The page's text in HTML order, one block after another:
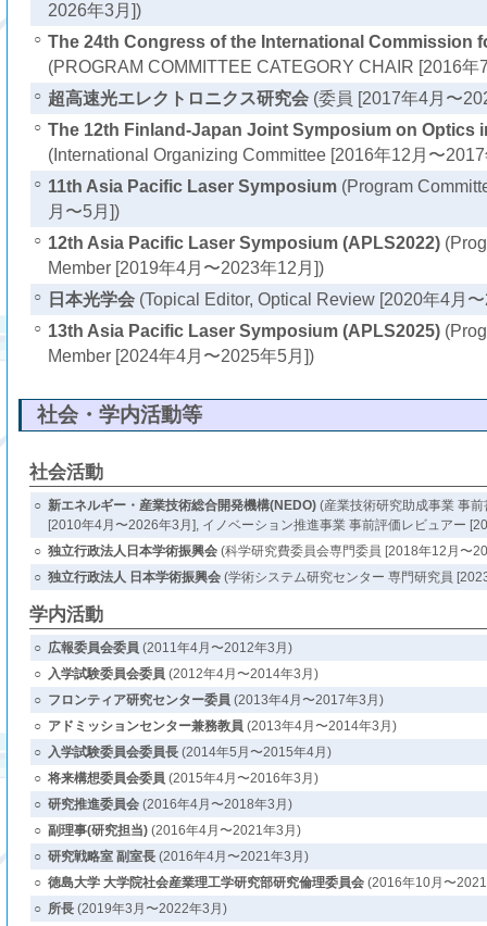
2026年3月])
○ The 24th Congress of the International Commission
(PROGRAM COMMITTEE CATEGORY CHAIR [2016年
○ 超高速光エレクトロニクス研究会(委員 [2017年4月〜
○ The 12th Finland-Japan Joint Symposium on Optics
(International Organizing Committee [2016年12月〜
○ 11th Asia Pacific Laser Symposium(Program
月〜5月])
○ 12th Asia Pacific Laser Symposium (APLS2022)
Member [2019年4月〜2023年12月])
○ 日本光学会(Topical Editor, Optical Review [2020年4月
○ 13th Asia Pacific Laser Symposium (APLS2025)
Member [2024年4月〜2025年5月])
社会・学内活動等
社会活動
○ 新エネルギー・産業技術総合開発機構(NEDO)(産業技術研究助成事業 事
[2010年4月〜2026年3月], イノベーション推進事業 事前評価レビュアー
○ 独立行政法人日本学術振興会(科学研究費委員会専門委員 [2018年12月〜
○ 独立行政法人 日本学術振興会(学術システム研究センター 専門研究員
学内活動
○ 広報委員会委員 (2011年4月〜2012年3月)
○ 入学試験委員会委員 (2012年4月〜2014年3月)
○ フロンティア研究センター委員 (2013年4月〜2017年3月)
○ アドミッションセンター兼務教員 (2013年4月〜2014年3月)
○ 入学試験委員会委員長(2014年5月〜2015年4月)
○ 将来構想委員会委員 (2015年4月〜2016年3月)
○ 研究推進委員会(2016年4月〜2018年3月)
○ 副理事(研究担当)(2016年4月〜2021年3月)
○ 研究戦略室 副室長(2016年4月〜2021年3月)
○ 徳島大学 大学院社会産業理工学研究部研究倫理委員会(2016年10月〜
○ 所長(2019年3月〜2022年3月)